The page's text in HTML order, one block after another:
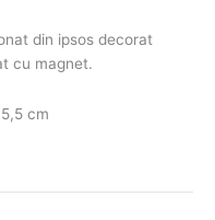
din ipsos decorat
cu magnet.
cm